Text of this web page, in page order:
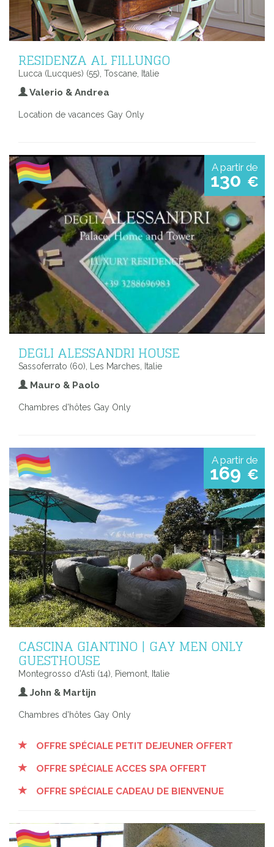
RESIDENZA AL FILLUNGO
Lucca (Lucques) (55), Toscane, Italie
Valerio & Andrea
Location de vacances Gay Only
A partir de
130 €
DEGLI ALESSANDRI HOUSE
Sassoferrato (60), Les Marches, Italie
Mauro & Paolo
Chambres d'hôtes Gay Only
A partir de
169 €
CASCINA GIANTINO | GAY MEN ONLY
GUESTHOUSE
Montegrosso d'Asti (14), Piemont, Italie
John & Martijn
Chambres d'hôtes Gay Only
OFFRE SPÉCIALE PETIT DEJEUNER OFFERT
OFFRE SPÉCIALE ACCES SPA OFFERT
OFFRE SPÉCIALE CADEAU DE BIENVENUE